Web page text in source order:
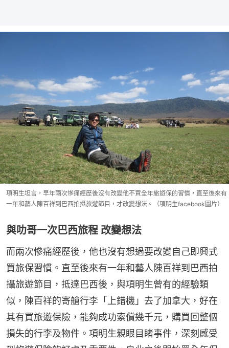
項明生坦言，早年兩次慘痛經歷後沒有改變他不買全年旅遊保的習慣，直至後來有
一年和藝人陳百祥到巴西拍攝旅遊節目，才改變想法。（項明生facebook圖片）
與叻哥一次巴西旅程 改變想法
而兩次慘痛經歷後，他也沒有想過要改變自己即興式
買旅保習慣。直至後來有一年和藝人陳百祥到巴西拍
攝旅遊節目，抵達巴西後，與項明生曾有的經驗類
似，陳百祥的寄艙行李「上錯機」去了加拿大，好在
其有買旅遊保險，能夠成功索償幾千元，購買回整個
損失的行李及物件。項明生親眼目睹事件，深刻感受